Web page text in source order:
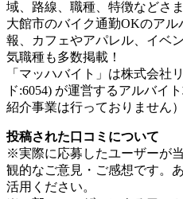
域、路線、職種、特徴などさ
大館市のバイク通勤OKのア
報、カフェやアパレル、イベ
気職種も多数掲載！
「マッハバイト」は株式会社
ド:6054) が運営するアルバイ
紹介事業は行っておりません）
投稿された口コミについて
※実際に応募したユーザーが
観的なご意見・ご感想です。
活用ください。